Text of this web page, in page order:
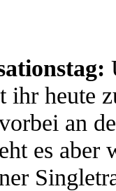
ihr heute
an
es aber